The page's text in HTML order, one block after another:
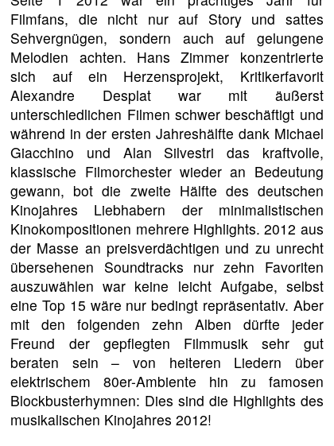
Filmfans, die nicht nur auf Story und sattes
Sehvergnügen, sondern auch auf gelungene
Melodien achten. Hans Zimmer konzentrierte
sich auf ein Herzensprojekt, Kritikerfavorit
Alexandre Desplat war mit äußerst
unterschiedlichen Filmen schwer beschäftigt und
während in der ersten Jahreshälfte dank Michael
Giacchino und Alan Silvestri das kraftvolle,
klassische Filmorchester wieder an Bedeutung
gewann, bot die zweite Hälfte des deutschen
Kinojahres Liebhabern der minimalistischen
Kinokompositionen mehrere Highlights. 2012 aus
der Masse an preisverdächtigen und zu unrecht
übersehenen Soundtracks nur zehn Favoriten
auszuwählen war keine leicht Aufgabe, selbst
eine Top 15 wäre nur bedingt repräsentativ. Aber
mit den folgenden zehn Alben dürfte jeder
Freund der gepflegten Filmmusik sehr gut
beraten sein – von heiteren Liedern über
elektrischem 80er-Ambiente hin zu famosen
Blockbusterhymnen: Dies sind die Highlights des
musikalischen Kinojahres 2012!